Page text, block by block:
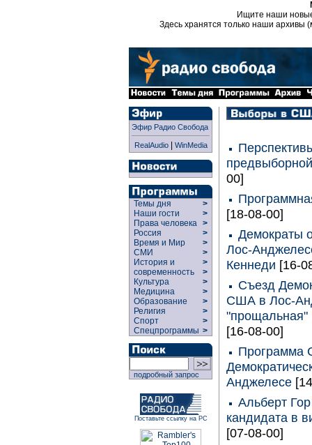
Ищите наши
Здесь хранятся только наши архивы
Эфир Радио Свобода
RealAudio| WinMedia
Темы дня
>
Наши гости
>
Права человека >
Россия
>
Время и Мир
>
СМИ
>
История и
современность
>
>
Культура
>
Медицина
>
Образование
>
Религия
>
Спорт
>
Спецпрограммы >
подробный запрос
Поставьте ссылку на РС
00]
[18-08-00]
Демократы
Лос-
Кеннеди [16-
Съезд
США в Лос-
"прощальная"
[16-08-00]
Программа
Анджелесе
Альберт
кандидата в
[07-08-00]